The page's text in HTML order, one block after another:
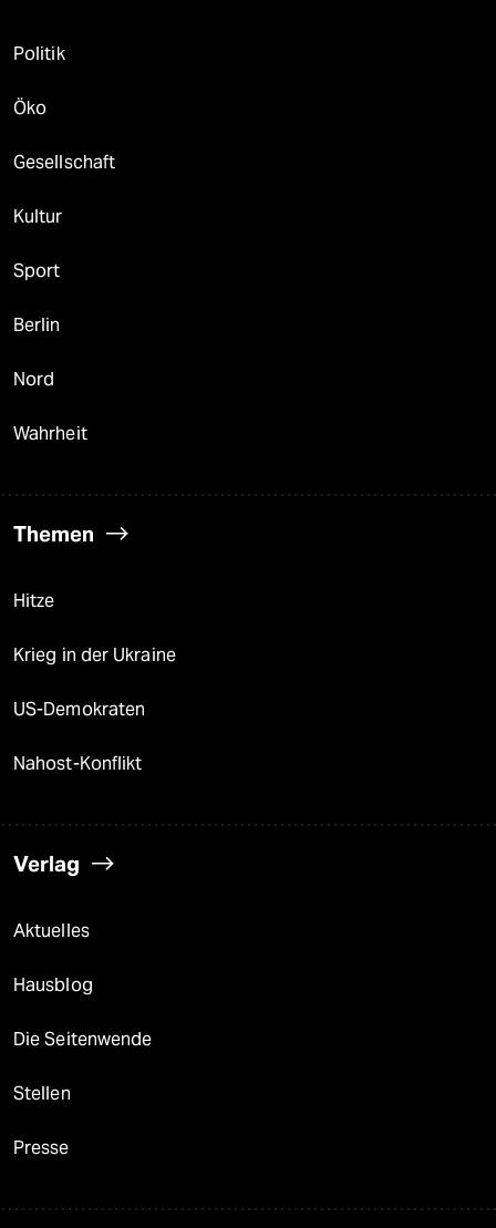
Politik
Öko
Gesellschaft
Kultur
Sport
Berlin
Nord
Wahrheit
Themen
Hitze
Krieg in der Ukraine
US-Demokraten
Nahost-Konflikt
Verlag
Aktuelles
Hausblog
Die Seitenwende
Stellen
Presse